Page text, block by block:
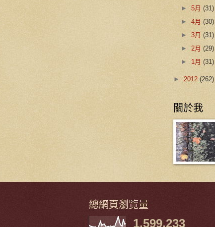
►5月(31)
►4月(30)
►3月(31)
►2月(29)
► 1月(31)
► 2012 (262)
關於我
總網頁瀏覽量
1,599,233